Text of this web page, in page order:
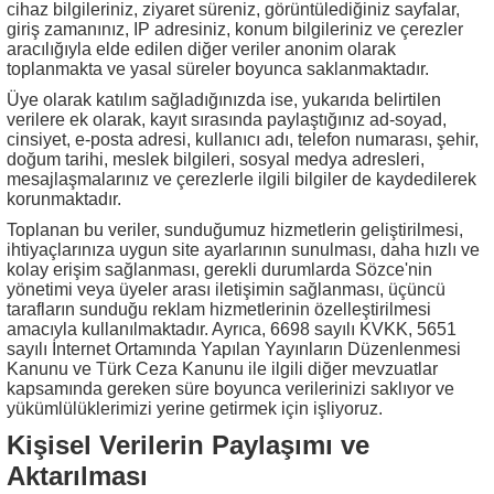
cihaz bilgileriniz, ziyaret süreniz, görüntülediğiniz sayfalar,
giriş zamanınız, IP adresiniz, konum bilgileriniz ve çerezler
aracılığıyla elde edilen diğer veriler anonim olarak
toplanmakta ve yasal süreler boyunca saklanmaktadır.
Üye olarak katılım sağladığınızda ise, yukarıda belirtilen
verilere ek olarak, kayıt sırasında paylaştığınız ad-soyad,
cinsiyet, e-posta adresi, kullanıcı adı, telefon numarası, şehir,
doğum tarihi, meslek bilgileri, sosyal medya adresleri,
mesajlaşmalarınız ve çerezlerle ilgili bilgiler de kaydedilerek
korunmaktadır.
Toplanan bu veriler, sunduğumuz hizmetlerin geliştirilmesi,
ihtiyaçlarınıza uygun site ayarlarının sunulması, daha hızlı ve
kolay erişim sağlanması, gerekli durumlarda Sözce'nin
yönetimi veya üyeler arası iletişimin sağlanması, üçüncü
tarafların sunduğu reklam hizmetlerinin özelleştirilmesi
amacıyla kullanılmaktadır. Ayrıca, 6698 sayılı KVKK, 5651
sayılı İnternet Ortamında Yapılan Yayınların Düzenlenmesi
Kanunu ve Türk Ceza Kanunu ile ilgili diğer mevzuatlar
kapsamında gereken süre boyunca verilerinizi saklıyor ve
yükümlülüklerimizi yerine getirmek için işliyoruz.
Kişisel Verilerin Paylaşımı ve
Aktarılması